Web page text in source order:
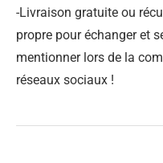
-Livraison gratuite ou
propre pour échanger et
mentionner lors de la
réseaux sociaux !